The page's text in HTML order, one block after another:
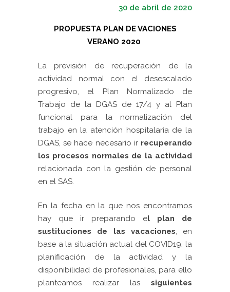
30 de abril de 2020
PROPUESTA PLAN DE VACIONES
VERANO 2020
La previsión de recuperación de la
actividad normal con el desescalado
progresivo, el Plan Normalizado de
Trabajo de la DGAS de 17/4 y al Plan
funcional para la normalización del
trabajo en la atención hospitalaria de la
DGAS, se hace necesario ir recuperando
los procesos normales de la actividad
relacionada con la gestión de personal
en el SAS.
En la fecha en la que nos encontramos
hay que ir preparando el plan de
sustituciones de las vacaciones, en
base a la situación actual del COVID19, la
planificación de la actividad y la
disponibilidad de profesionales, para ello
planteamos realizar las siguientes